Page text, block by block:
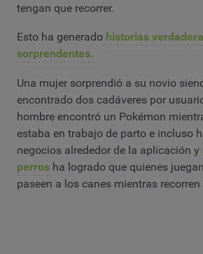
tengan que recorrer.
Esto ha generado historias
sorprendentes.
Una mujer sorprendió a su novio
encontrado dos cadáveres por
hombre encontró un Pokémon
estaba en trabajo de parto e incluso
negocios alrededor de la aplicación y
perros ha logrado que quienes
paseen a los canes mientras